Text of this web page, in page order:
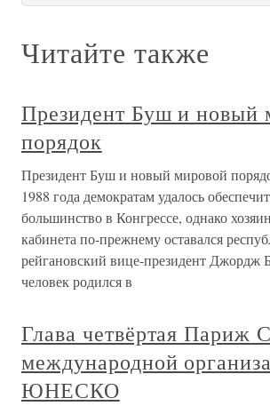
Читайте также
Президент Буш и новый
порядок
Президент Буш и новый мировой
1988 года демократам удалось
большинство в Конгрессе, однако
кабинета по-прежнему оставался
рейгановский вице-президент Джордж
человек родился в
Глава четвёртая Париж
международной
ЮНЕСКО